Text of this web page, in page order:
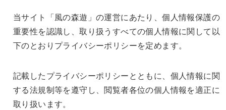
当サイト「風の森遊」の運営にあたり、個人情報保護の
重要性を認識し、取り扱うすべての個人情報に関して以
下のとおりプライバシーポリシーを定めます。
記載したプライバシーポリシーとともに、個人情報に関
する法規制等を遵守し、閲覧者各位の個人情報を適正に
取り扱います。